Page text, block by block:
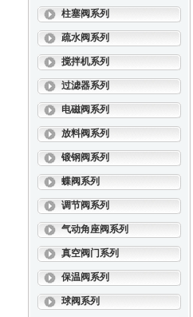
柱塞阀系列
疏水阀系列
搅拌机系列
过滤器系列
电磁阀系列
放料阀系列
锻钢阀系列
蝶阀系列
调节阀系列
气动角座阀系列
真空阀门系列
保温阀系列
球阀系列